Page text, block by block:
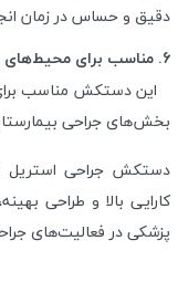
دقیق و حساس در زمان
6. مناسب برای محیط‌های چندگانه:
این دستکش مناسب
بخش‌های جراحی
کارایی بالا و طراحی
پزشکی در فعالیت‌های